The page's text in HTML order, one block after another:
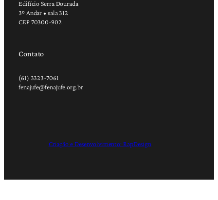
Edifício Serra Dourada
3º Andar • sala 312
CEP 70300-902
Contato
(61) 3323-7061
fenajufe@fenajufe.org.br
Criação e Desenvolvimento: RapDesign